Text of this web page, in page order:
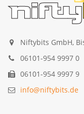
Niftybits GmbH,
06101-954 9997 0
06101-954 9997 9
info@niftybits.de